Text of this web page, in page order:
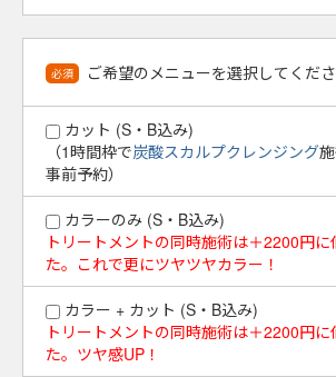
必須 ご希望のメニューを選択してくだ
カット (S・B込み)
（1時間枠で炭酸スカルプクレンジング
事前予約）
カラーのみ (S・B込み)
トリートメントの同時施術は＋2200円に
た。これで更にツヤツヤカラー！
カラー + カット (S・B込み)
トリートメントの同時施術は＋2200円に
た。ツヤ感UP！